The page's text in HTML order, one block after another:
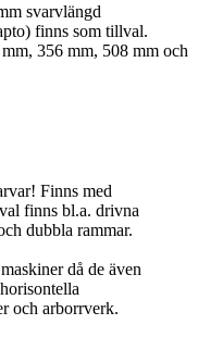
svarvlängd
finns som tillval.
356 mm, 508 mm och
Finns med
finns bl.a. drivna
dubbla rammar.
då de även
och arborrverk.